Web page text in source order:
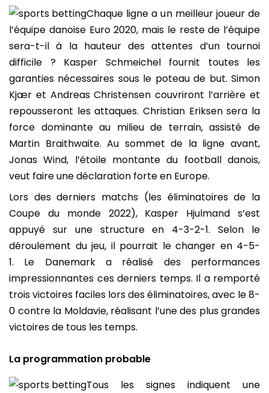
Chaque ligne a un meilleur joueur de
l’équipe danoise Euro 2020, mais le reste de l’équipe
sera-t-il à la hauteur des attentes d’un tournoi
difficile ? Kasper Schmeichel fournit toutes les
garanties nécessaires sous le poteau de but. Simon
Kjær et Andreas Christensen couvriront l’arrière et
repousseront les attaques. Christian Eriksen sera la
force dominante au milieu de terrain, assisté de
Martin Braithwaite. Au sommet de la ligne avant,
Jonas Wind, l’étoile montante du football danois,
veut faire une déclaration forte en Europe.
Lors des derniers matchs (les éliminatoires de la
Coupe du monde 2022), Kasper Hjulmand s’est
appuyé sur une structure en 4-3-2-1. Selon le
déroulement du jeu, il pourrait le changer en 4-5-
1. Le Danemark a réalisé des performances
impressionnantes ces derniers temps. Il a remporté
trois victoires faciles lors des éliminatoires, avec le 8-
0 contre la Moldavie, réalisant l’une des plus grandes
victoires de tous les temps.
La programmation probable
Tous les signes indiquent une